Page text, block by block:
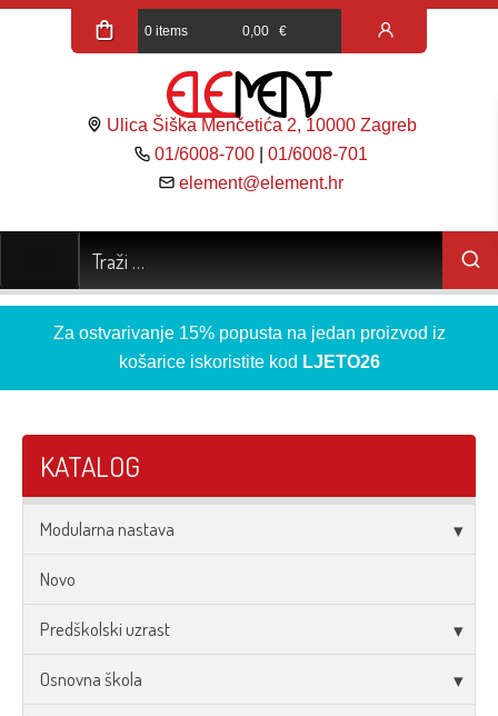
0 items 0,00 €
Ulica Šiška Menčetića 2, 10000 Zagreb
01/6008-700 |01/6008-701
element@element.hr
Za ostvarivanje 15% popusta na jedan proizvod iz
košarice iskoristite kod LJETO26
KATALOG
Modularna nastava
Novo
Predškolski uzrast
Osnovna škola